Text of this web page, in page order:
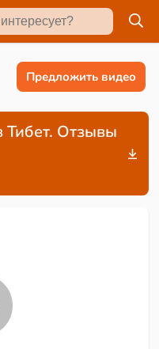
Предложить видео
Тибет. Отзывы